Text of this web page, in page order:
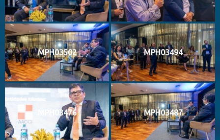
MPH03502 MPH03494
MPH03476 MPH03487